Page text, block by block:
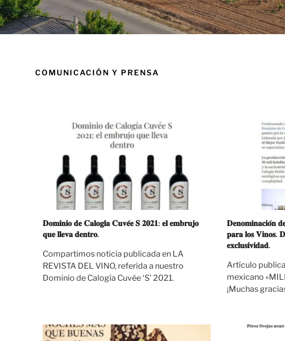
COMUNICACIÓN Y PRENSA
𝐃𝐨𝐦𝐢𝐧𝐢𝐨 𝐝𝐞 𝐂𝐚𝐥𝐨𝐠𝐢́𝐚 𝐂𝐮𝐯𝐞́𝐞 𝐒 𝟐𝟎𝟐𝟏: 𝐞𝐥 𝐞𝐦𝐛𝐫𝐮𝐣𝐨
𝐪𝐮𝐞 𝐥𝐥𝐞𝐯𝐚 𝐝𝐞𝐧𝐭𝐫𝐨.
Compartimos noticia publicada en LA
REVISTA DEL VINO, referida a nuestro
Dominio de Calogía Cuvée ‘S’ 2021.
𝐃𝐞𝐧𝐨𝐦𝐢𝐧𝐚𝐜𝐢𝐨́𝐧
𝐩𝐚𝐫𝐚 𝐥𝐨𝐬 𝐕𝐢𝐧𝐨𝐬.
𝐞𝐱𝐜𝐥𝐮𝐬𝐢𝐯𝐢𝐝𝐚𝐝.
Artículo
mexicano
¡Muchas